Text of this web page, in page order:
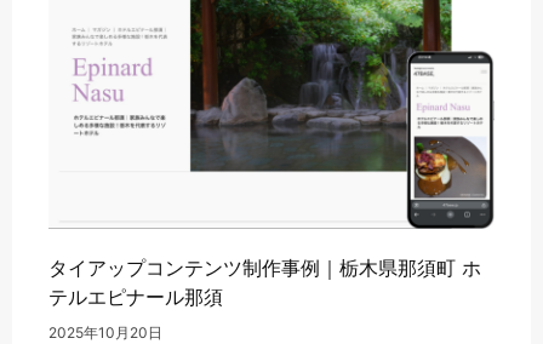
タイアップコンテンツ制作事例｜栃木県那須町 ホ
テルエピナール那須
2025年10月20日